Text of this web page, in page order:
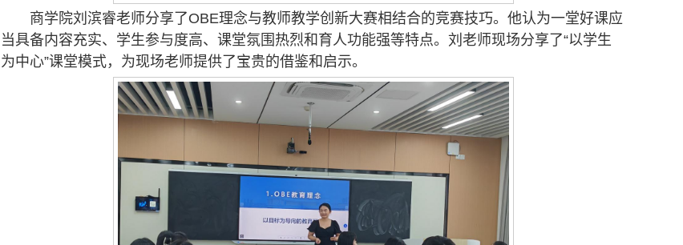
商学院刘滨睿老师分享了OBE理念与教师教学创新大赛相结合的竞赛技巧。他认为一堂好课应
当具备内容充实、学生参与度高、课堂氛围热烈和育人功能强等特点。刘老师现场分享了“以学生
为中心”课堂模式，为现场老师提供了宝贵的借鉴和启示。